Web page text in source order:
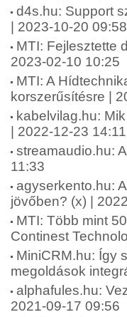
d4s.hu: Support
| 2023-10-20 09:58
MTI: Fejlesztette
2023-02-10 10:25
MTI: A
korszerűsítésre |
kabelvilag.hu:
| 2022-12-23 14:11
streamaudio.hu:
11:33
agyserkento.hu:
jövőben? (x) |
MTI: Több mint
Continest
MiniCRM.hu: Így
megoldások
alphafules.hu:
2021-09-17 09:56